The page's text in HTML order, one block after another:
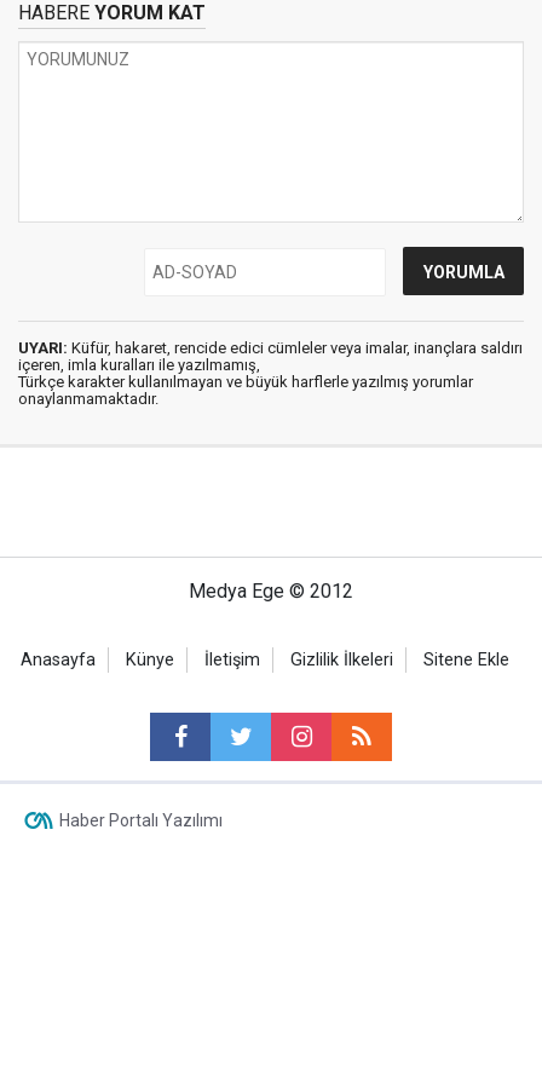
HABERE YORUM KAT
UYARI: Küfür, hakaret, rencide edici cümleler veya imalar, inançlara saldırı
içeren, imla kuralları ile yazılmamış,
Türkçe karakter kullanılmayan ve büyük harflerle yazılmış yorumlar
onaylanmamaktadır.
Medya Ege © 2012
Anasayfa Künye İletişim Gizlilik İlkeleri Sitene Ekle
Haber Portalı Yazılımı